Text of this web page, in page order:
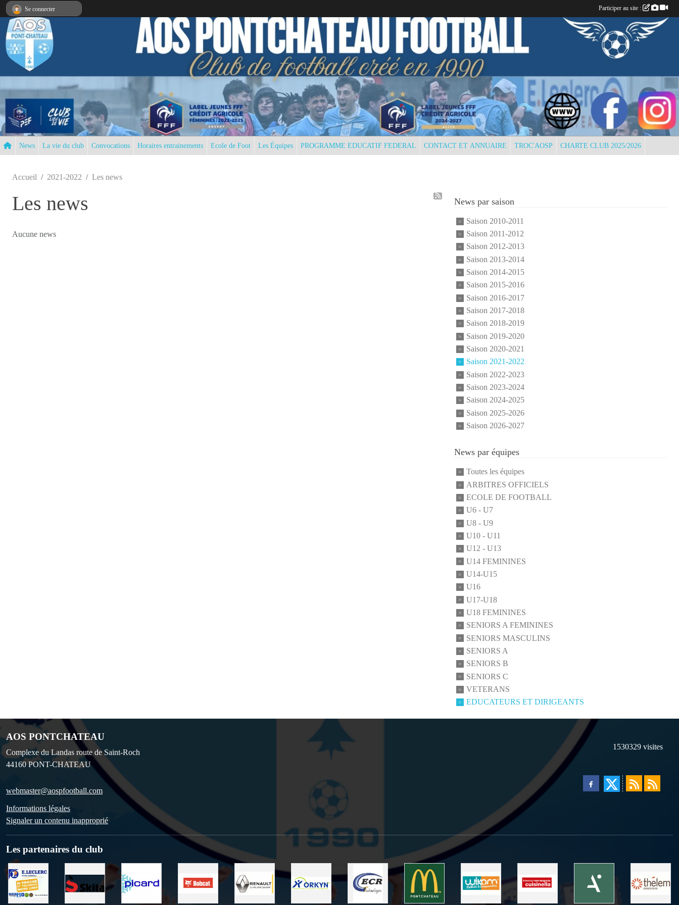
News La vie du club Convocations Horaires entrainements Ecole de Foot Les Équipes PROGRAMME EDUCATIF FEDERAL CONTACT ET ANNUAIRE TROC'AOSP CHARTE CLUB 2025/2026
Accueil 2021-2022 Les news
Les news
Aucune news
News par saison
Saison 2010-2011
Saison 2011-2012
Saison 2012-2013
Saison 2013-2014
Saison 2014-2015
Saison 2015-2016
Saison 2016-2017
Saison 2017-2018
Saison 2018-2019
Saison 2019-2020
Saison 2020-2021
Saison 2021-2022
Saison 2022-2023
Saison 2023-2024
Saison 2024-2025
Saison 2025-2026
Saison 2026-2027
News par équipes
Toutes les équipes
ARBITRES OFFICIELS
ECOLE DE FOOTBALL
U6 - U7
U8 - U9
U10 - U11
U12 - U13
U14 FEMININES
U14-U15
U16
U17-U18
U18 FEMININES
SENIORS A FEMININES
SENIORS MASCULINS
SENIORS A
SENIORS B
SENIORS C
VETERANS
EDUCATEURS ET DIRIGEANTS
AOS PONTCHATEAU
Complexe du Landas route de Saint-Roch
44160 PONT-CHATEAU
webmaster@aospfootball.com
Informations légales
Signaler un contenu inapproprié
1530329 visites
Les partenaires du club
Se connecter Participer au site :
Panneau de gestion des cookies